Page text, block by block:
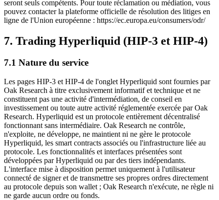
seront seuls compétents. Pour toute réclamation ou médiation, vous
pouvez contacter la plateforme officielle de résolution des litiges en
ligne de l'Union européenne : https://ec.europa.eu/consumers/odr/
7. Trading Hyperliquid (HIP-3 et HIP-4)
7.1 Nature du service
Les pages HIP-3 et HIP-4 de l'onglet Hyperliquid sont fournies par
Oak Research à titre exclusivement informatif et technique et ne
constituent pas une activité d'intermédiation, de conseil en
investissement ou toute autre activité réglementée exercée par Oak
Research. Hyperliquid est un protocole entièrement décentralisé
fonctionnant sans intermédiaire. Oak Research ne contrôle,
n'exploite, ne développe, ne maintient ni ne gère le protocole
Hyperliquid, les smart contracts associés ou l'infrastructure liée au
protocole. Les fonctionnalités et interfaces présentées sont
développées par Hyperliquid ou par des tiers indépendants.
L'interface mise à disposition permet uniquement à l'utilisateur
connecté de signer et de transmettre ses propres ordres directement
au protocole depuis son wallet ; Oak Research n'exécute, ne règle ni
ne garde aucun ordre ou fonds.